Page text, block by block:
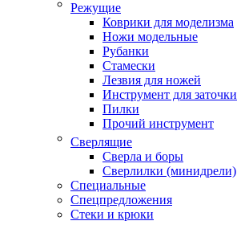
Режущие
Коврики для моделизма
Ножи модельные
Рубанки
Стамески
Лезвия для ножей
Инструмент для заточки
Пилки
Прочий инструмент
Сверлящие
Сверла и боры
Сверлилки (минидрели)
Специальные
Спецпредложения
Стеки и крюки